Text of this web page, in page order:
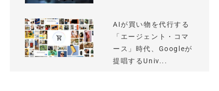
AIが買い物を代行する
「エージェント・コマ
ース」時代、Googleが
提唱するUniv...